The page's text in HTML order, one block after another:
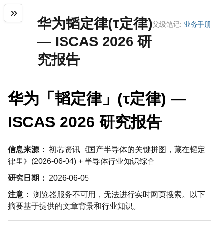
父级笔记: 业务手册
华为韬定律(τ定律)
— ISCAS 2026 研
究报告
华为「韬定律」(τ定律) —
ISCAS 2026 研究报告
信息来源： 初芯资讯《国产半导体的关键拼图，藏在韬定
律里》(2026-06-04) + 半导体行业知识综合
研究日期：
2026-06-05
注意： 浏览器服务不可用，无法进行实时网页搜索。以下
摘要基于提供的文章背景和行业知识。